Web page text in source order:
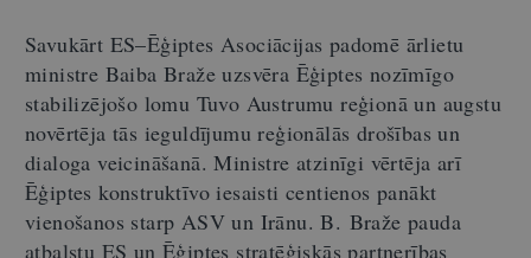
Savukārt ES–Ēģiptes Asociācijas padomē ārlietu
ministre Baiba Braže uzsvēra Ēģiptes nozīmīgo
stabilizējošo lomu Tuvo Austrumu reģionā un augstu
novērtēja tās ieguldījumu reģionālās drošības un
dialoga veicināšanā. Ministre atzinīgi vērtēja arī
Ēģiptes konstruktīvo iesaisti centienos panākt
vienošanos starp ASV un Irānu. B. Braže pauda
atbalstu ES un Ēģiptes stratēģiskās partnerības